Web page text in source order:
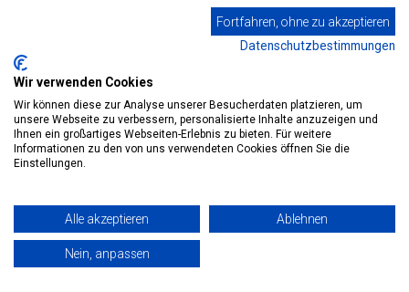
KUNDENDIENST
KATEGORIEN
MEIN KONTO
© Copyright 2026 eWine - Weinhandel und Online Weinversand - Powered by
Lightspeed
Shopmonkey
Fortfahren, ohne zu akzeptieren
Datenschutzbestimmungen
Wir verwenden Cookies
Wir können diese zur Analyse unserer Besucherdaten platzieren, um
unsere Webseite zu verbessern, personalisierte Inhalte anzuzeigen und
Ihnen ein großartiges Webseiten-Erlebnis zu bieten. Für weitere
Informationen zu den von uns verwendeten Cookies öffnen Sie die
Einstellungen.
Alle akzeptieren Ablehnen
Nein, anpassen